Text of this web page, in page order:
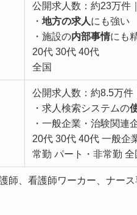
公開求人数：約23万件
・ 地方の求人にも強い
・施設の内部事情にも
20代 30代 40代
全国
公開求人数：約8.5万件
・求人検索システムの
・一般企業・治験関連
20代 30代 40代 一般企
常勤 パート・非常勤 全
、看護師ワーカー、ナー